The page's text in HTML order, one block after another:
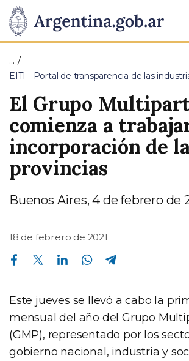
Presidencia
de
la
Nación
Pasar al contenido principal
…
EITI - Portal de transparencia de las
El Grupo
comienza a
incorporación de
provincias
Buenos Aires, 4 de febrero de
18 de febrero de 2021
Compartir en Facebook Compartir en Twitter Compartir en Linkedin Compartir en Whatsapp
Este jueves se llevó a cabo la
mensual del año del Grupo
(GMP), representado por los
gobierno nacional, industria y